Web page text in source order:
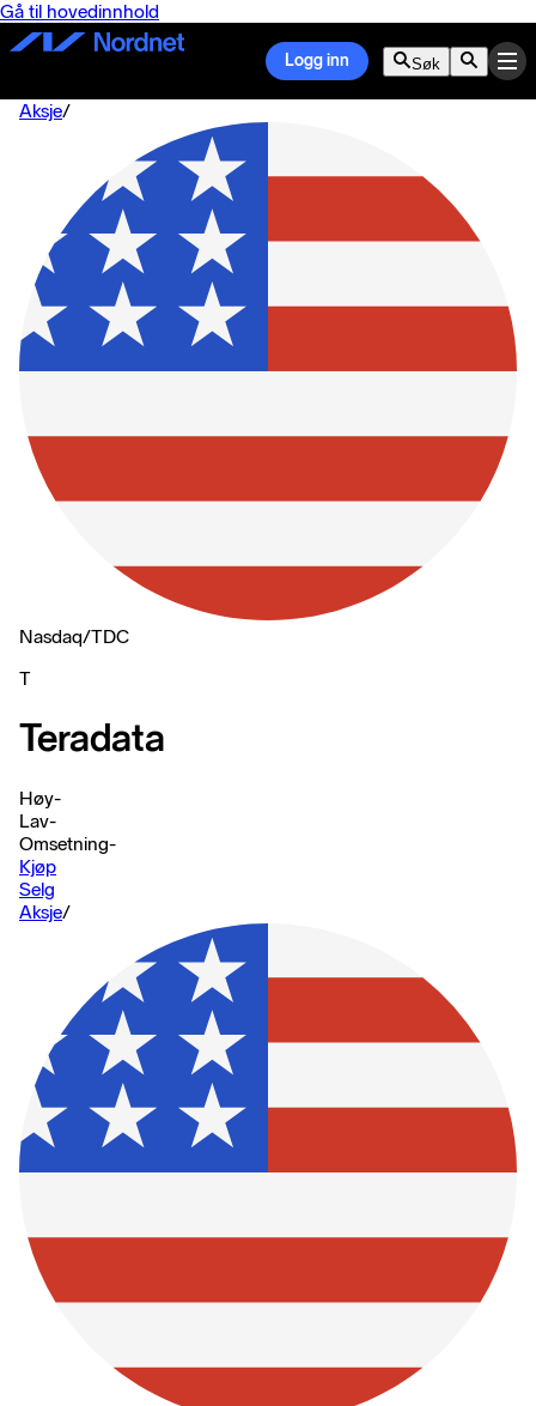
Gå til hovedinnhold
Logg inn Søk
Aksje/
Nasdaq/TDC
T
Teradata
Høy-
Lav-
Omsetning-
Kjøp
Selg
Aksje/